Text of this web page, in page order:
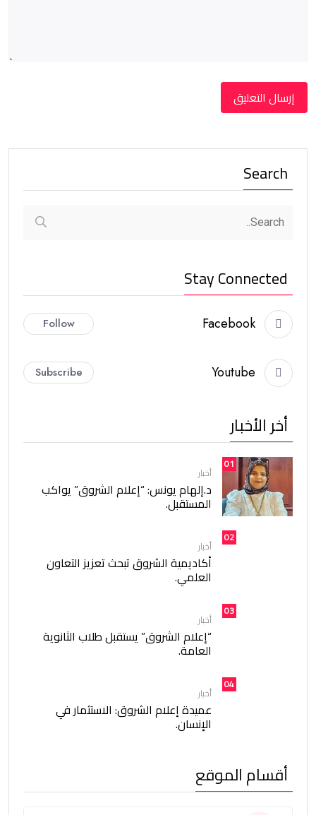
Search
Stay Connected
Facebook
Follow
Youtube
Subscribe
أخر الأخبار
01
أخبار
د.إلهام يونس: “إعلام الشروق” يواكب
المستقبل.
02
أخبار
أكاديمية الشروق تبحث تعزيز التعاون
العلمي.
03
أخبار
“إعلام الشروق” يستقبل طلاب الثانوية
العامة.
04
أخبار
عميدة إعلام الشروق: الاستثمار في
الإنسان.
أقسام الموقع